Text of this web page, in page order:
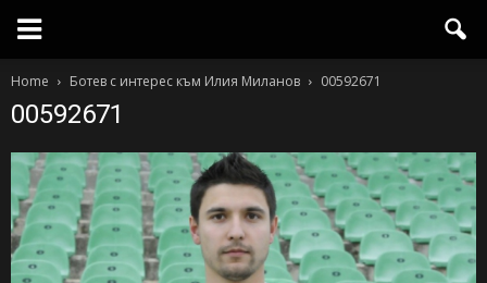
Home Ботев с интерес към Илия Миланов 00592671
00592671